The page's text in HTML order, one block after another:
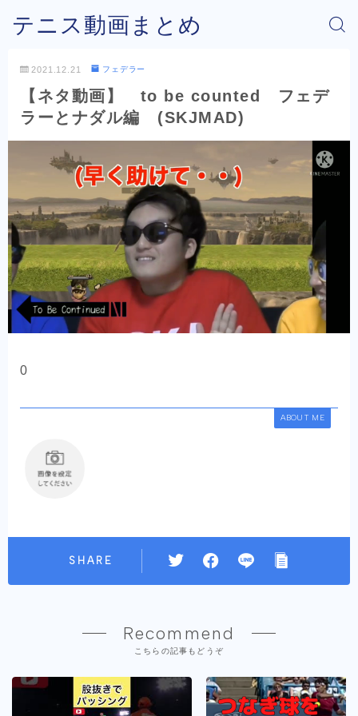
テニス動画まとめ
2021.12.21 フェデラー
【ネタ動画】 to be counted フェデ
ラーとナダル編 (SKJMAD)
0
ABOUT ME
SHARE
Recommend
こちらの記事もどうぞ